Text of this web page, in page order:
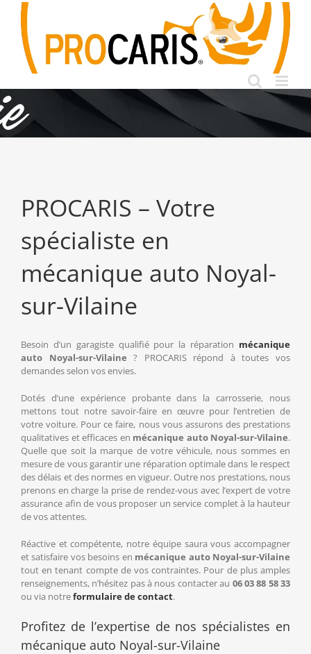
Passer
contenu
PROCARIS – Votre
spécialiste en
mécanique auto Noyal-
sur-Vilaine
Besoin d’un garagiste qualifié pour la réparation mécanique
auto Noyal-sur-Vilaine ? PROCARIS répond à toutes vos
demandes selon vos envies.
Dotés d’une expérience probante dans la carrosserie, nous
mettons tout notre savoir-faire en œuvre pour l’entretien de
votre voiture. Pour ce faire, nous vous assurons des prestations
qualitatives et efficaces en mécanique auto Noyal-sur-Vilaine.
Quelle que soit la marque de votre véhicule, nous sommes en
mesure de vous garantir une réparation optimale dans le respect
des délais et des normes en vigueur. Outre nos prestations, nous
prenons en charge la prise de rendez-vous avec l’expert de votre
assurance afin de vous proposer un service complet à la hauteur
de vos attentes.
Réactive et compétente, notre équipe saura vous accompagner
et satisfaire vos besoins en mécanique auto Noyal-sur-Vilaine
tout en tenant compte de vos contraintes. Pour de plus amples
renseignements, n’hésitez pas à nous contacter au 06 03 88 58 33
ou via notreformulaire de contact.
Profitez de l’expertise de nos spécialistes en
mécanique auto Noyal-sur-Vilaine